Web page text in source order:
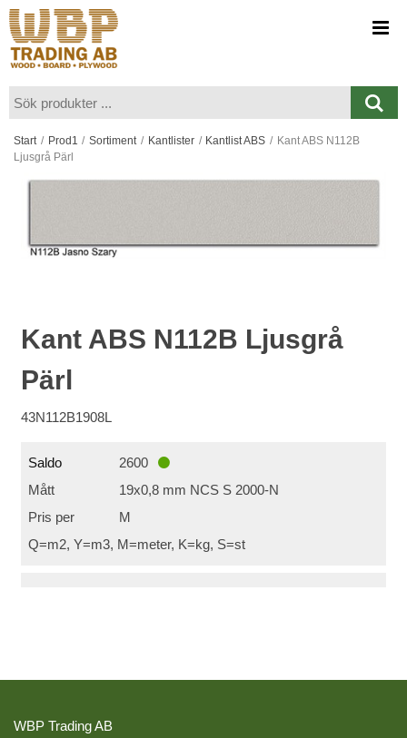
Start / Prod1 / Sortiment / Kantlister / Kantlist ABS / Kant ABS N112B
Ljusgrå Pärl
Kant ABS N112B Ljusgrå
Pärl
43N112B1908L
Saldo
2600
Mått
19x0,8 mm NCS S 2000-N
Pris per
M
Q=m2, Y=m3, M=meter, K=kg, S=st
WBP Trading AB
Visa varukorgen